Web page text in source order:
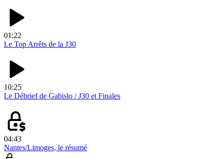
01:22
Le Top Arrêts de la J30
10:25
Le Débrief de Gabislo / J30 et Finales
04:43
Nantes/Limoges, le résumé